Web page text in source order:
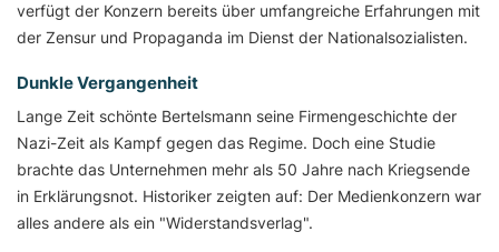
verfügt der Konzern bereits über umfangreiche Erfahrungen mit
der Zensur und Propaganda im Dienst der Nationalsozialisten.
Dunkle Vergangenheit
Lange Zeit schönte Bertelsmann seine Firmengeschichte der
Nazi-Zeit als Kampf gegen das Regime. Doch eine Studie
brachte das Unternehmen mehr als 50 Jahre nach Kriegsende
in Erklärungsnot. Historiker zeigten auf: Der Medienkonzern war
alles andere als ein "Widerstandsverlag".